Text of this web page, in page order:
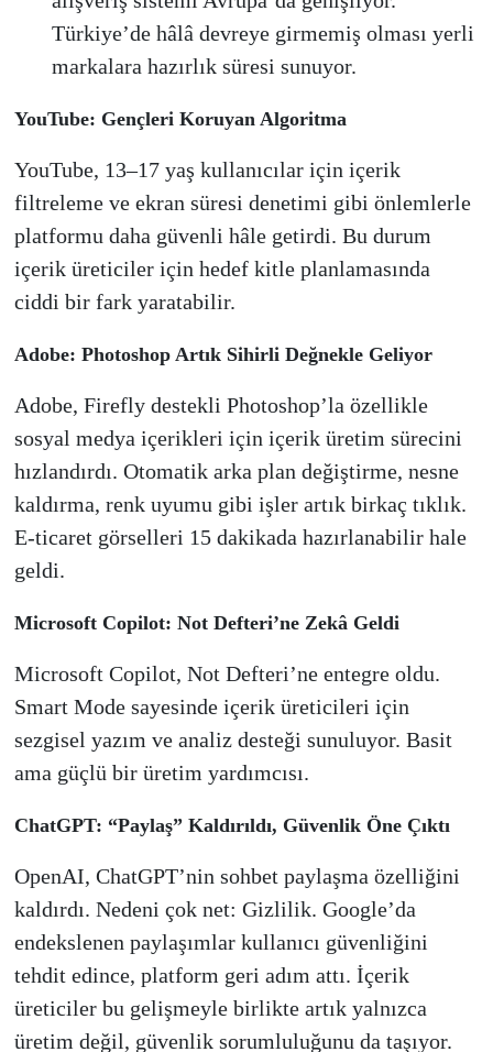
Türkiye’de hâlâ devreye girmemiş olması yerli
markalara hazırlık süresi sunuyor.
YouTube: Gençleri Koruyan Algoritma
YouTube, 13–17 yaş kullanıcılar için içerik
filtreleme ve ekran süresi denetimi gibi önlemlerle
platformu daha güvenli hâle getirdi. Bu durum
içerik üreticiler için hedef kitle planlamasında
ciddi bir fark yaratabilir.
Adobe: Photoshop Artık Sihirli Değnekle Geliyor
Adobe, Firefly destekli Photoshop’la özellikle
sosyal medya içerikleri için içerik üretim sürecini
hızlandırdı. Otomatik arka plan değiştirme, nesne
kaldırma, renk uyumu gibi işler artık birkaç tıklık.
E-ticaret görselleri 15 dakikada hazırlanabilir hale
geldi.
Microsoft Copilot: Not Defteri’ne Zekâ Geldi
Microsoft Copilot, Not Defteri’ne entegre oldu.
Smart Mode sayesinde içerik üreticileri için
sezgisel yazım ve analiz desteği sunuluyor. Basit
ama güçlü bir üretim yardımcısı.
ChatGPT: “Paylaş” Kaldırıldı, Güvenlik Öne Çıktı
OpenAI, ChatGPT’nin sohbet paylaşma özelliğini
kaldırdı. Nedeni çok net: Gizlilik. Google’da
endekslenen paylaşımlar kullanıcı güvenliğini
tehdit edince, platform geri adım attı. İçerik
üreticiler bu gelişmeyle birlikte artık yalnızca
üretim değil, güvenlik sorumluluğunu da taşıyor.